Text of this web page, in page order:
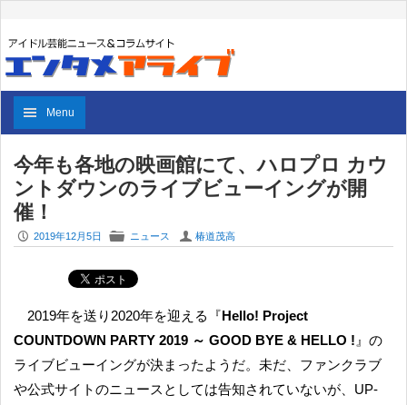
Menu
今年も各地の映画館にて、ハロプロ カウ
ントダウンのライブビューイングが開
催！
P 2019年12月5日 F ニュース U 椿道茂高
2019年を送り2020年を迎える『Hello! Project
COUNTDOWN PARTY 2019 ～ GOOD BYE & HELLO ! 』の
ライブビューイングが決まったようだ。未だ、ファンクラブ
や公式サイトのニュースとしては告知されていないが、UP-